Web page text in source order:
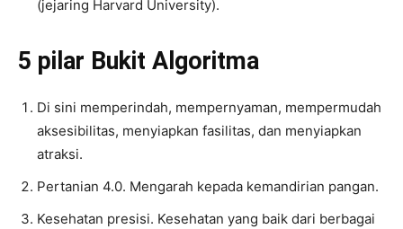
(jejaring Harvard University).
5 pilar Bukit Algoritma
Di sini memperindah, mempernyaman, mempermudah
aksesibilitas, menyiapkan fasilitas, dan menyiapkan
atraksi.
Pertanian 4.0. Mengarah kepada kemandirian pangan.
Kesehatan presisi. Kesehatan yang baik dari berbagai